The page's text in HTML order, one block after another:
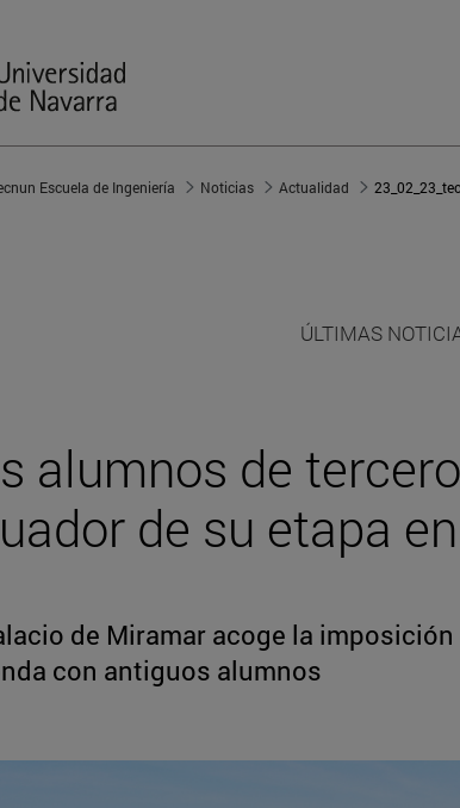
Escuela de Ingeniería Noticias Actualidad
ÚLTIMAS
alumnos de
de su etapa
de Miramar acoge la
con antiguos alumnos